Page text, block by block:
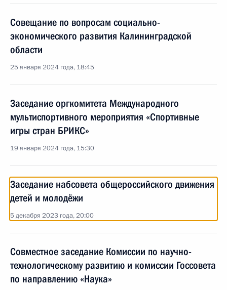
Совещание по вопросам социально-
экономического развития Калининградской
области
25 января 2024 года, 18:45
Заседание оргкомитета Международного
мультиспортивного мероприятия «Спортивные
игры стран БРИКС»
19 января 2024 года, 15:30
Заседание набсовета общероссийского движения
детей и молодёжи
5 декабря 2023 года, 20:00
Совместное заседание Комиссии по научно-
технологическому развитию и комиссии Госсовета
по направлению «Наука»